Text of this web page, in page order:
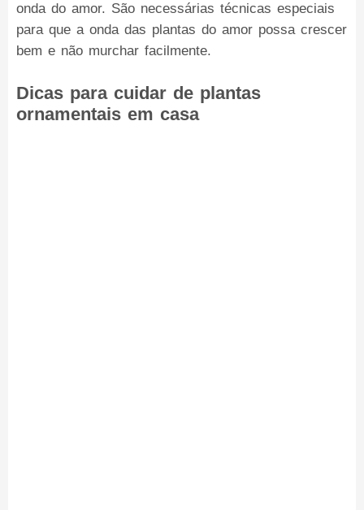
onda do amor. São necessárias técnicas especiais
para que a onda das plantas do amor possa crescer
bem e não murchar facilmente.
Dicas para cuidar de plantas
ornamentais em casa